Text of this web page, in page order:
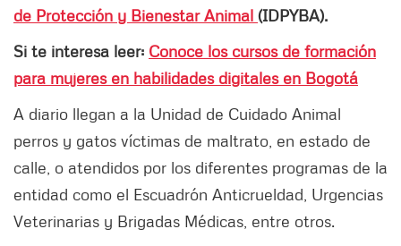
de Protección y Bienestar Animal (IDPYBA).
Si te interesa leer: Conoce los cursos de formación
para mujeres en habilidades digitales en Bogotá
A diario llegan a la Unidad de Cuidado Animal
perros y gatos víctimas de maltrato, en estado de
calle, o atendidos por los diferentes programas de la
entidad como el Escuadrón Anticrueldad, Urgencias
Veterinarias y Brigadas Médicas, entre otros.